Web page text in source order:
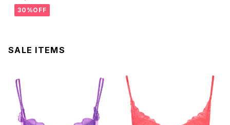
4 送料無料
30%OFF
SALE ITEMS